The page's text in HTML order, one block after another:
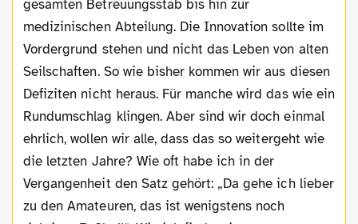
gesamten Betreuungsstab bis hin zur
medizinischen Abteilung. Die Innovation sollte im
Vordergrund stehen und nicht das Leben von alten
Seilschaften. So wie bisher kommen wir aus diesen
Defiziten nicht heraus. Für manche wird das wie ein
Rundumschlag klingen. Aber sind wir doch einmal
ehrlich, wollen wir alle, dass das so weitergeht wie
die letzten Jahre? Wie oft habe ich in der
Vergangenheit den Satz gehört: „Da gehe ich lieber
zu den Amateuren, das ist wenigstens noch